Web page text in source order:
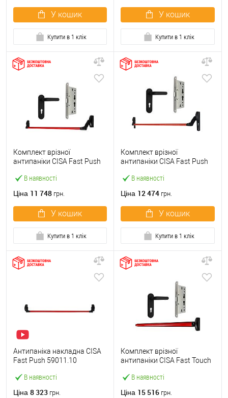
У кошик
Купити в 1 клік
У кошик
Купити в 1 клік
В наявності
Комплект врізної
антипаніки CISA Fast Push
із замком та ручкою
Ціна 11 748 грн.
У кошик
Купити в 1 клік
В наявності
Комплект врізної
антипаніки CISA Fast Push
червоний із замком та
Ціна 12 474 грн.
У кошик
Купити в 1 клік
В наявності
Антипаніка накладна CISA
Fast Push 59011.10
штангою 1200 мм червона
Ціна 8 323 грн.
В наявності
Комплект врізної
антипаніки CISA Fast Touch
із замком та ручкою
Ціна 15 516 грн.